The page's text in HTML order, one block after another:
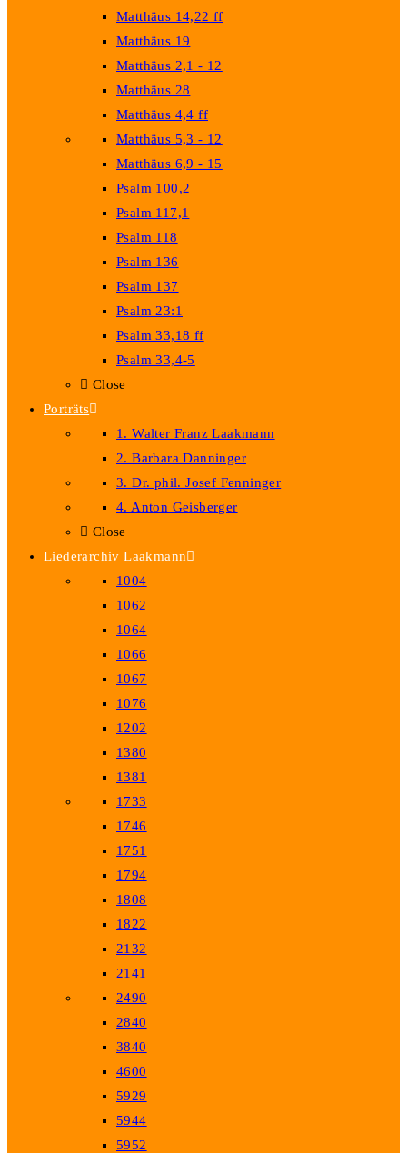
Matthäus 14,22 ff
Matthäus 19
Matthäus 2,1 - 12
Matthäus 28
Matthäus 4,4 ff
Matthäus 5,3 - 12
Matthäus 6,9 - 15
Psalm 100,2
Psalm 117,1
Psalm 118
Psalm 136
Psalm 137
Psalm 23:1
Psalm 33,18 ff
Psalm 33,4-5
Close
Porträts
1. Walter Franz Laakmann
2. Barbara Danninger
3. Dr. phil. Josef Fenninger
4. Anton Geisberger
Close
Liederarchiv Laakmann
1004
1062
1064
1066
1067
1076
1202
1380
1381
1733
1746
1751
1794
1808
1822
2132
2141
2490
2840
3840
4600
5929
5944
5952